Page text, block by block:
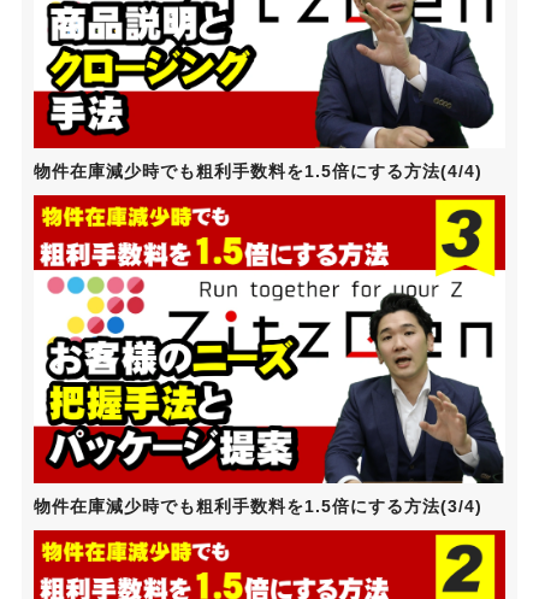
物件在庫減少時でも粗利手数料を1.5倍にする方法(4/4)
物件在庫減少時でも粗利手数料を1.5倍にする方法(3/4)